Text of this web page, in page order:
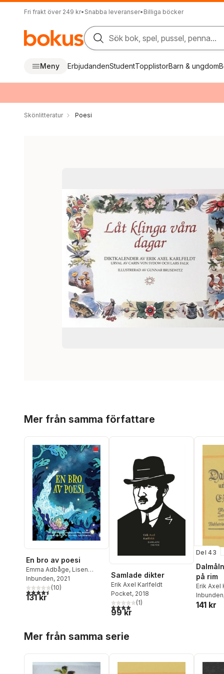
Fri frakt över 249 kr• Snabba leveranser• Billiga böcker
Sök bok, spel, pussel, penna...
Meny ErbjudandenStudentTopplistorBarn & ungdom
Skönlitteratur Poesi
Mer från samma författare
En bro av poesi
Emma Adbåge, Lisen
Adbåge,Carl Jonas Love
Almqvist,Bengt Cidden
Andersson
Boyacioglu ,Karin Boye,
Tage Danielsson,Elmer
Tua Forsström ,Gustaf
Inbunden, 2021
4,5utav 5 stjärnor. Totalt antal röster:
(10)
131 kr
Samlade dikter
Erik Axel Karlfeldt
Pocket, 2018
4,0utav 5 stjärnor. Totalt antal röster:
(1)
99 kr
Del 43
på rim
Erik Axel
Inbunden
141 kr
Mer från samma serie